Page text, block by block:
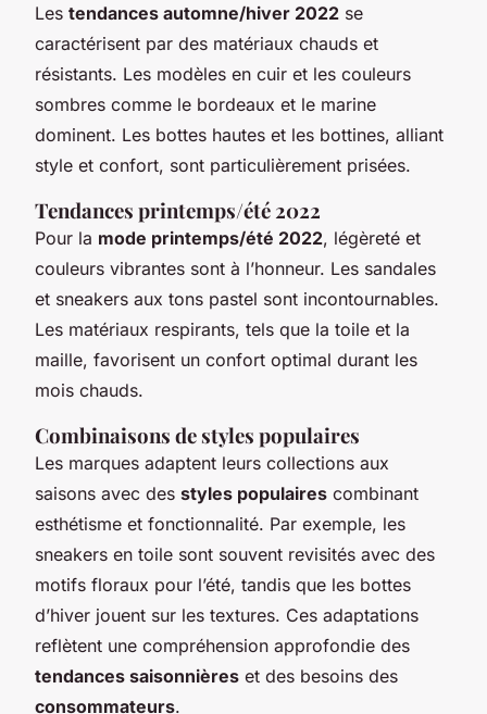
Les tendances automne/hiver 2022 se
caractérisent par des matériaux chauds et
résistants. Les modèles en cuir et les couleurs
sombres comme le bordeaux et le marine
dominent. Les bottes hautes et les bottines, alliant
style et confort, sont particulièrement prisées.
Tendances printemps/été 2022
Pour la mode printemps/été 2022, légèreté et
couleurs vibrantes sont à l’honneur. Les sandales
et sneakers aux tons pastel sont incontournables.
Les matériaux respirants, tels que la toile et la
maille, favorisent un confort optimal durant les
mois chauds.
Combinaisons de styles populaires
Les marques adaptent leurs collections aux
saisons avec des styles populaires combinant
esthétisme et fonctionnalité. Par exemple, les
sneakers en toile sont souvent revisités avec des
motifs floraux pour l’été, tandis que les bottes
d’hiver jouent sur les textures. Ces adaptations
reflètent une compréhension approfondie des
tendances saisonnières et des besoins des
consommateurs.